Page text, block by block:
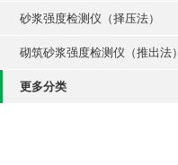
砂浆强度检测仪（择压法）
砌筑砂浆强度检测仪（推出法）
更多分类